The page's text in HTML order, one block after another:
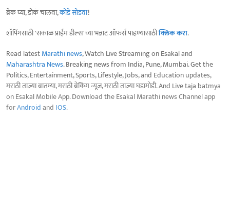
ब्रेक घ्या, डोकं चालवा,कोडे सोडवा!
शॉपिंगसाठी 'सकाळ प्राईम डील्स'च्या भन्नाट ऑफर्स पाहण्यासाठीक्लिक करा.
Read latestMarathi news, Watch Live Streaming on Esakal and
Maharashtra News. Breaking news from India, Pune, Mumbai. Get the
Politics, Entertainment, Sports, Lifestyle, Jobs, and Education updates,
मराठी ताज्या बातम्या, मराठी ब्रेकिंग न्यूज, मराठी ताज्या घडामोडी. And Live taja batmya
on Esakal Mobile App. Download the Esakal Marathi news Channel app
forAndroidand IOS.